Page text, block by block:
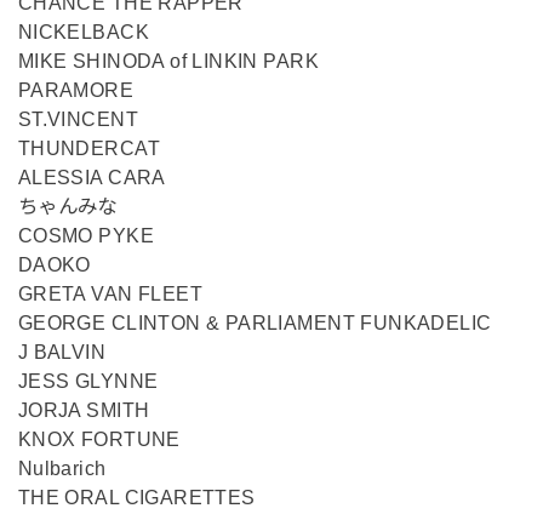
NICKELBACK
MIKE SHINODA of LINKIN PARK
PARAMORE
ST.VINCENT
THUNDERCAT
ALESSIA CARA
ちゃんみな
COSMO PYKE
DAOKO
GRETA VAN FLEET
GEORGE CLINTON & PARLIAMENT FUNKADELIC
J BALVIN
JESS GLYNNE
JORJA SMITH
KNOX FORTUNE
Nulbarich
THE ORAL CIGARETTES